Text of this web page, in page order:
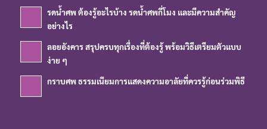
รดน้ำศพ ต้องรู้อะไรบ้าง รดน้ำศพกี่โมง และมีความสำคัญ
อย่างไร
ลอยอังคาร สรุปครบทุกเรื่องที่ต้องรู้ พร้อมวิธีเตรียมตัวแบบ
ง่าย ๆ
กราบศพ ธรรมเนียมการแสดงความอาลัยที่ควรรู้ก่อนร่วมพิธี